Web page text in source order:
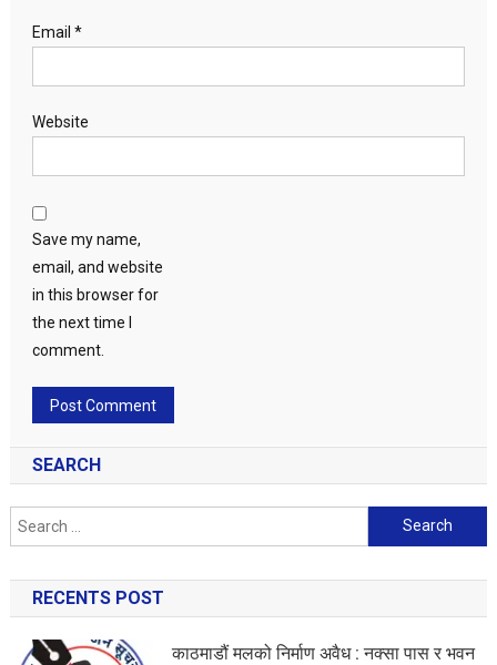
Email *
Website
Save my name,
email, and website
in this browser for
the next time I
comment.
SEARCH
Search
for:
RECENTS POST
काठमाडौं मलको निर्माण अवैध : नक्सा पास र भवन